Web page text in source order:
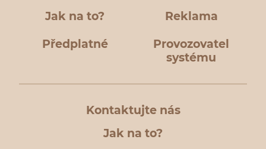
Jak na to? Reklama
Předplatné
Provozovatel
systému
Kontaktujte nás
Jak na to?